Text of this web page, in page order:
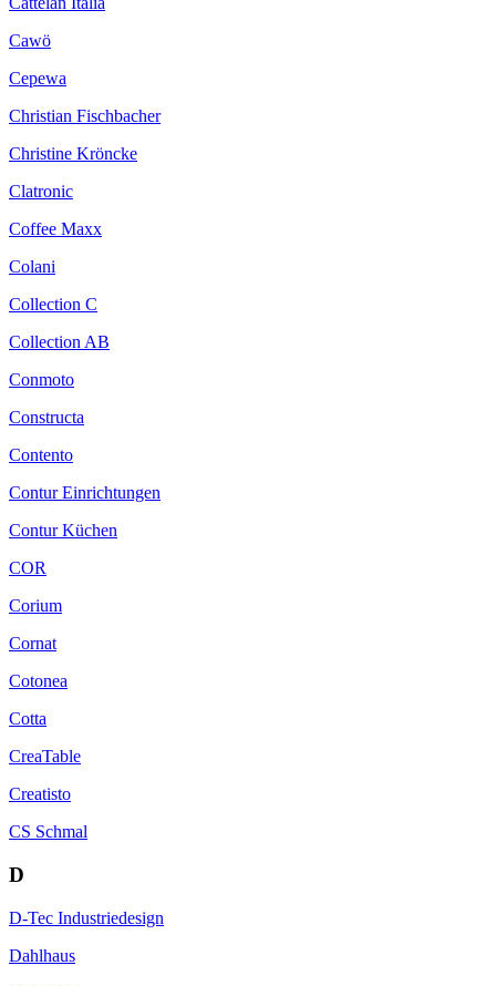
Cawö
Cepewa
Christian Fischbacher
Christine Kröncke
Clatronic
Coffee Maxx
Colani
Collection C
Collection AB
Conmoto
Constructa
Contento
Contur Einrichtungen
Contur Küchen
COR
Corium
Cornat
Cotonea
Cotta
CreaTable
Creatisto
CS Schmal
D
D-Tec Industriedesign
Dahlhaus